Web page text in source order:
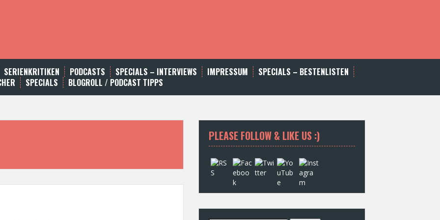
SERIENKRITIKEN PODCASTS SPECIALS – INTERVIEWS IMPRESSUM
SPECIALS – BESTENLISTEN
SPECIALS BLOGROLL / PODCAST TIPPS
PLEASE FOLLOW & LIKE US :)